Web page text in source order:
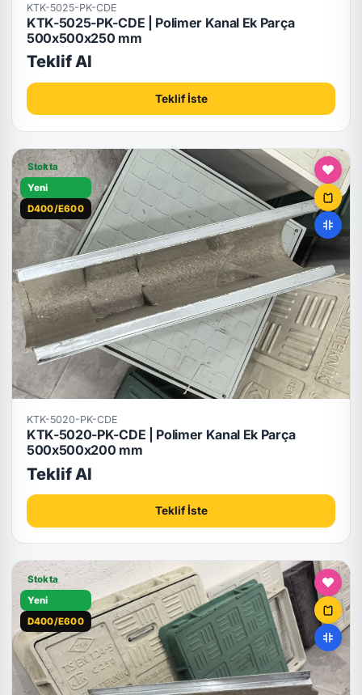
KTK-5025-PK-CDE
KTK-5025-PK-CDE | Polimer Kanal Ek Parça
500x500x250 mm
Teklif Al
Teklif İste
Stokta
Yeni
D400/E600
KTK-5020-PK-CDE
KTK-5020-PK-CDE | Polimer Kanal Ek Parça
500x500x200 mm
Teklif Al
Teklif İste
Stokta
Yeni
D400/E600